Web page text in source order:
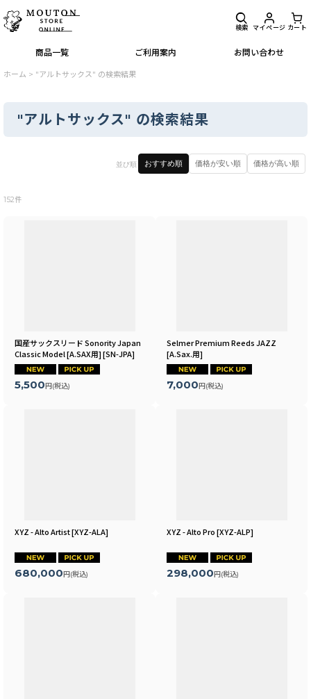
商品一覧 ご利用案内 お問い合わせ
検索 マイページ カート
ホーム > "アルトサックス" の検索結果
"アルトサックス" の検索結果
並び順 おすすめ順 価格が安い順 価格が高い順
152件
国産サックスリード Sonority Japan
Classic Model [A.SAX用][SN-JPA]
5,500 円 (税込)
Selmer Premium Reeds JAZZ
[A.Sax.用]
7,000 円 (税込)
XYZ - Alto Artist[XYZ-ALA]
680,000 円 (税込)
XYZ - Alto Pro[XYZ-ALP]
298,000 円 (税込)